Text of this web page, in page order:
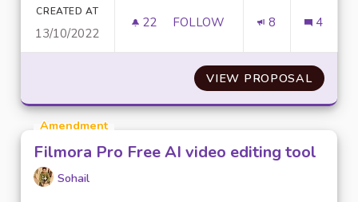
CREATED AT
13/10/2022
22 22 FOLLOWERS
FOLLOW 8 4
VIEW PROPOSAL
Amendment
Filmora Pro Free AI video editing tool
Sohail